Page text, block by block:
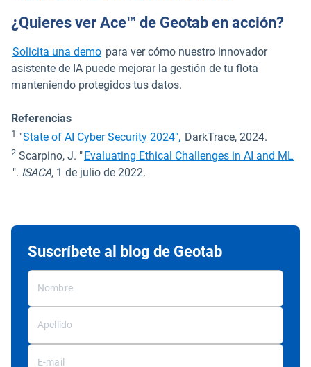
¿Quieres ver Ace™ de Geotab en acción?
Solicita una demo para ver cómo nuestro innovador
asistente de IA puede mejorar la gestión de tu flota
manteniendo protegidos tus datos.
Referencias
1 "State of AI Cyber Security 2024", Abrir en una nueva
DarkTrace, 2024.
2 Scarpino, J. " Evaluating Ethical Challenges in AI and ML
Abrir en una nueva ventana
". ISACA, 1 de julio de 2022.
Suscríbete al blog de Geotab